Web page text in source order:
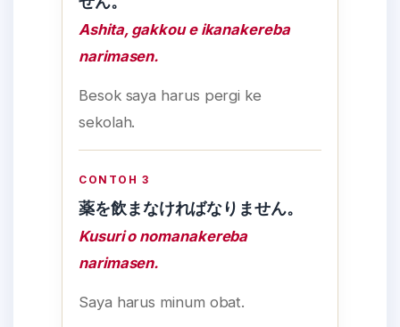
Ashita, gakkou e ikanakereba
narimasen.
Besok saya harus pergi ke
sekolah.
CONTOH 3
薬を飲まなければなりません。
Kusuri o nomanakereba
narimasen.
Saya harus minum obat.